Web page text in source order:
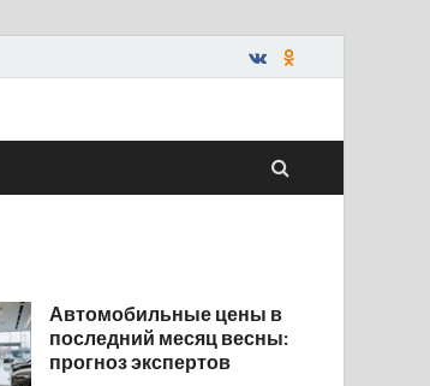
Автомобильные цены в
последний месяц весны:
прогноз экспертов